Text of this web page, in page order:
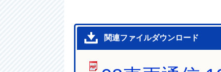
関連ファイルダウンロード